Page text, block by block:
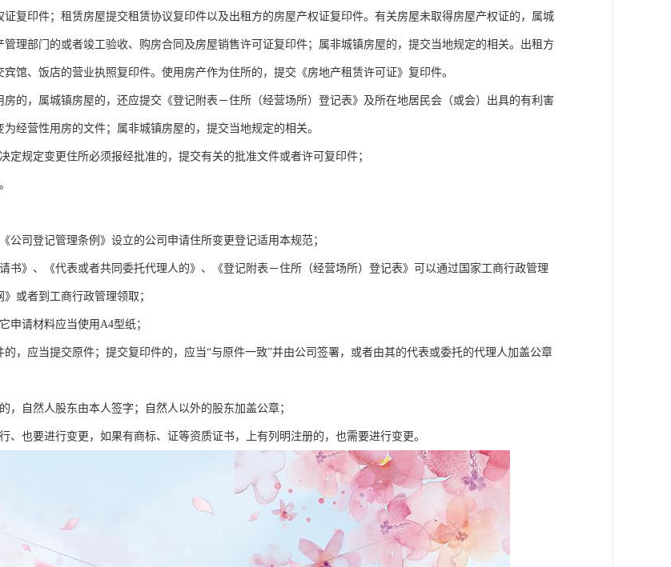
证复印件；租赁房屋提交租赁协议复印件以及出租方的房屋产权证复印件。有关房屋未取得房屋产权证的，属城
管理部门的或者竣工验收、购房合同及房屋销售许可证复印件；属非城镇房屋的，提交当地规定的相关。出租方
馆、饭店的营业执照复印件。使用房产作为住所的，提交《房地产租赁许可证》复印件。
房的，属城镇房屋的，还应提交《登记附表－住所（经营场所）登记表》及所在地居民会（或会）出具的有利害
经营性用房的文件；属非城镇房屋的，提交当地规定的相关。
定规定变更住所必须报经批准的，提交有关的批准文件或者许可复印件；
公司登记管理条例》设立的公司申请住所变更登记适用本规范；
书》、《代表或者共同委托代理人的》、《登记附表－住所（经营场所）登记表》可以通过国家工商行政管理
或者到工商行政管理领取；
申请材料应当使用A4型纸；
的，应当提交原件；提交复印件的，应当“与原件一致”并由公司签署，或者由其的代表或委托的代理人加盖公章
，自然人股东由本人签字；自然人以外的股东加盖公章；
、也要进行变更，如果有商标、证等资质证书，上有列明注册的，也需要进行变更。